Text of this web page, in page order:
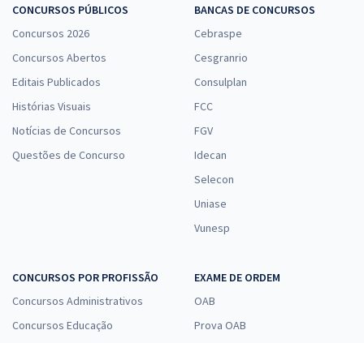
CONCURSOS PÚBLICOS
Concursos 2026
Concursos Abertos
Editais Publicados
Histórias Visuais
Notícias de Concursos
Questões de Concurso
BANCAS DE CONCURSOS
Cebraspe
Cesgranrio
Consulplan
FCC
FGV
Idecan
Selecon
Uniase
Vunesp
CONCURSOS POR PROFISSÃO
Concursos Administrativos
Concursos Educação
EXAME DE ORDEM
OAB
Prova OAB